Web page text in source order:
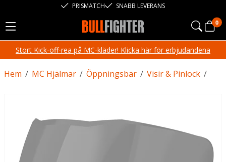
PRISMATCH SNABB LEVERANS
0
Stort Kick-off-rea på MC-kläder! Klicka här för erbjudandena
/
Hem /
MC Hjälmar /
Öppningsbar /
Visir & Pinlock